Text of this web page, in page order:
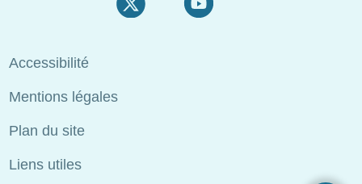
Menu
Pied
de
page
Accessibilité
Mentions légales
Plan du site
Liens utiles